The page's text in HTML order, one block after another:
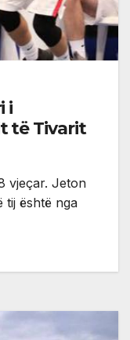
i
të Tivarit
vjeçar. Jeton
tij është nga